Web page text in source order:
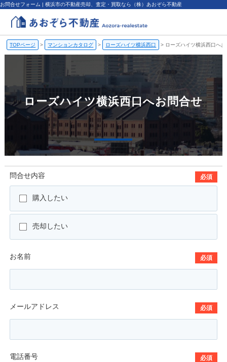
お問合せフォーム | 横浜市の不動産売却、査定・買取なら（株）あおぞら不動産
TOPページ > マンションカタログ > ローズハイツ横浜西口 > ローズハイツ横浜西口へ
ローズハイツ横浜西口へお問合せ
問合せ内容 必須
購入したい
売却したい
お名前 必須
メールアドレス 必須
電話番号 必須